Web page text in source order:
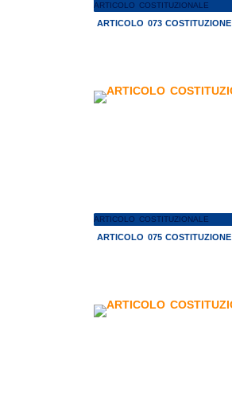
ARTICOLO COSTITUZIONALE
ARTICOLO 073 COSTITUZIONE
ARTICOLO COSTITUZIONALE
ARTICOLO 075 COSTITUZIONE